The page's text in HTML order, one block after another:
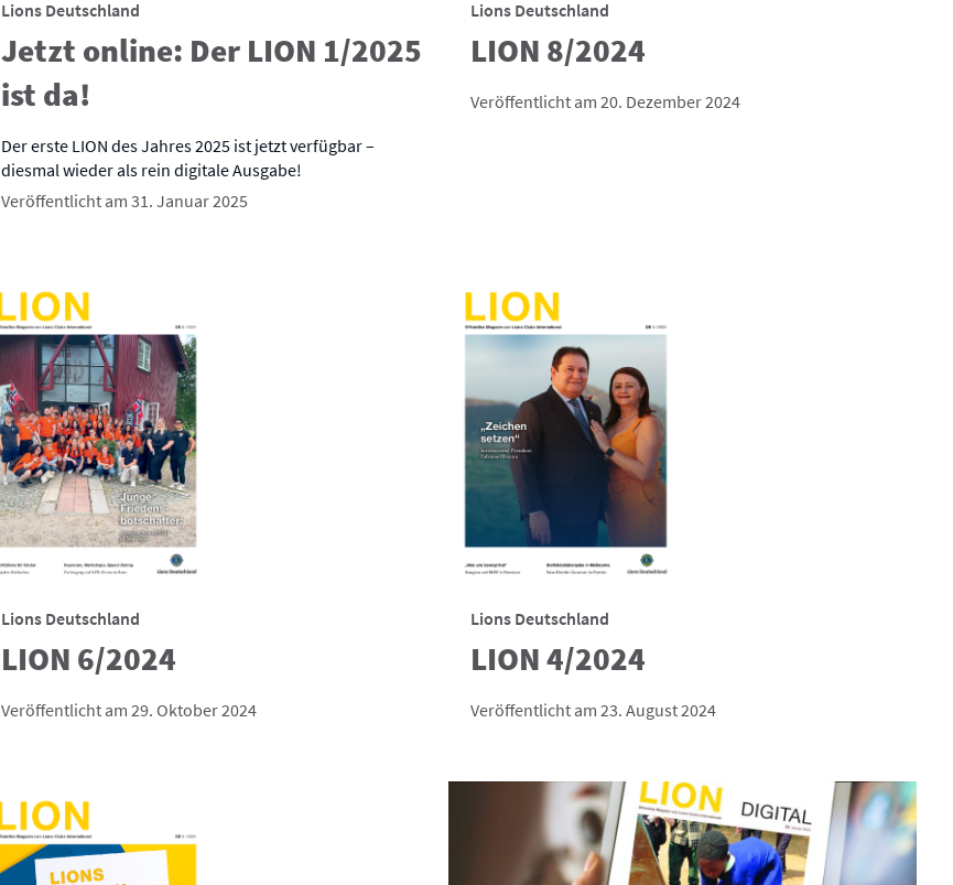
Lions Deutschland
Jetzt online: Der LION 1/2025
ist da!
Der erste LION des Jahres 2025 ist jetzt verfügbar –
diesmal wieder als rein digitale Ausgabe!
Veröffentlicht am 31. Januar 2025
Lions Deutschland
LION 8/2024
Veröffentlicht am 20. Dezember 2024
Lions Deutschland
LION 6/2024
Veröffentlicht am 29. Oktober 2024
Lions Deutschland
LION 4/2024
Veröffentlicht am 23. August 2024